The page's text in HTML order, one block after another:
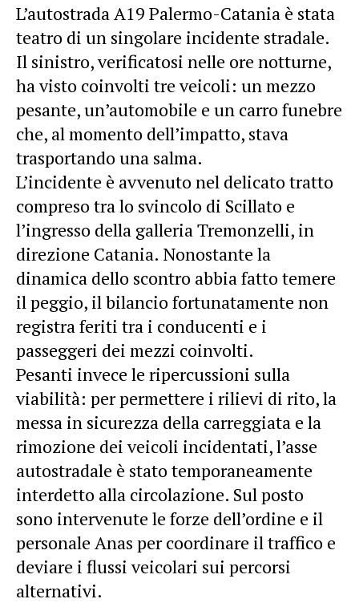
L’autostrada A19 Palermo-Catania è stata
teatro di un singolare incidente stradale.
Il sinistro, verificatosi nelle ore notturne,
ha visto coinvolti tre veicoli: un mezzo
pesante, un’automobile e un carro funebre
che, al momento dell’impatto, stava
trasportando una salma.
L’incidente è avvenuto nel delicato tratto
compreso tra lo svincolo di Scillato e
l’ingresso della galleria Tremonzelli, in
direzione Catania. Nonostante la
dinamica dello scontro abbia fatto temere
il peggio, il bilancio fortunatamente non
registra feriti tra i conducenti e i
passeggeri dei mezzi coinvolti.
Pesanti invece le ripercussioni sulla
viabilità: per permettere i rilievi di rito, la
messa in sicurezza della carreggiata e la
rimozione dei veicoli incidentati, l’asse
autostradale è stato temporaneamente
interdetto alla circolazione. Sul posto
sono intervenute le forze dell’ordine e il
personale Anas per coordinare il traffico e
deviare i flussi veicolari sui percorsi
alternativi.